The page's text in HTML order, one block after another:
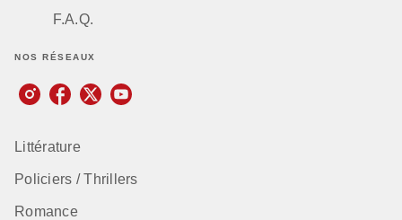
F.A.Q.
NOS RÉSEAUX
Littérature
Policiers / Thrillers
Romance